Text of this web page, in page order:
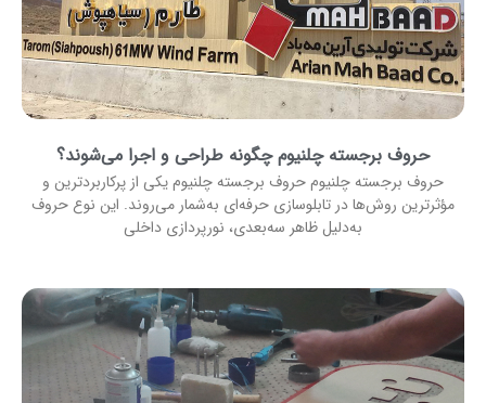
حروف برجسته چلنیوم چگونه طراحی و اجرا می‌شوند؟
حروف برجسته چلنیوم حروف برجسته چلنیوم یکی از پرکاربردترین و
مؤثرترین روش‌ها در تابلوسازی حرفه‌ای به‌شمار می‌روند. این نوع حروف
به‌دلیل ظاهر سه‌بعدی، نورپردازی داخلی